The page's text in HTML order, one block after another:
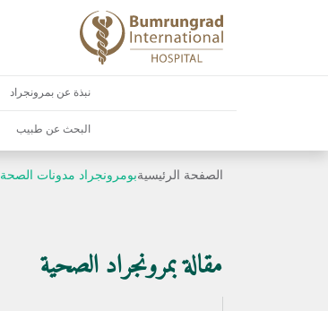
نبذة عن بمرونجراد
البحث عن طبيب
الصفحة الرئيسيةبومرونجراد مدونات الصحة
مقالة بمرونجراد الصحية